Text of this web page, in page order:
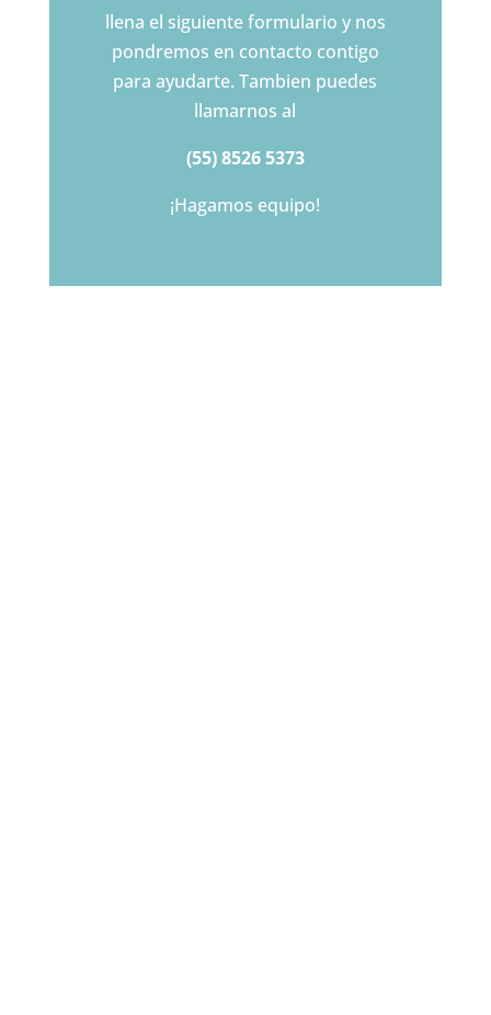
llena el siguiente formulario y nos
pondremos en contacto contigo
para ayudarte. Tambien puedes
llamarnos al
(55) 8526 5373
¡Hagamos equipo!